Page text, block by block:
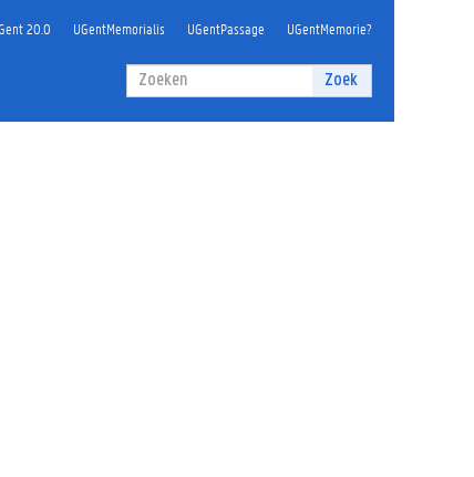
Zoekveld Zoek
Zoeken
20.0 UGentMemorialis UGentPassage UGentMemorie?